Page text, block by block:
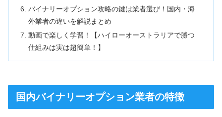
バイナリーオプション攻略の鍵は業者選び！国内・海
外業者の違いを解説まとめ
動画で楽しく学習！【ハイローオーストラリアで勝つ
仕組みは実は超簡単！】
国内バイナリーオプション業者の特徴